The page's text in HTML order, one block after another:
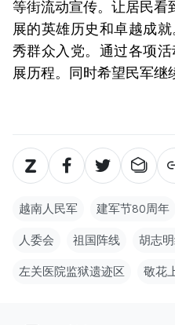
等街流动宣传。让居民看
展的英雄历史和卓越成
秀群众入党。通过各项
展历程。同时希望民军继
越南人民军 建军节80周年
人委会 祖国阵线 胡志
左关医院监狱遗迹区 敬花